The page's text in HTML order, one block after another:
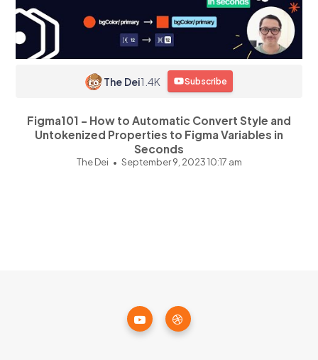
The Dei1.4K Subscribe
Figma101 - How to Automatic Convert Style and
Untokenized Properties to Figma Variables in
Seconds
The Dei September 9, 2023 10:17 am